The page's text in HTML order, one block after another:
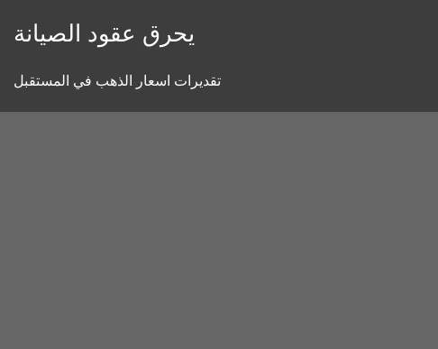
يحرق عقود الصيانة
تقديرات اسعار الذهب في المستقبل